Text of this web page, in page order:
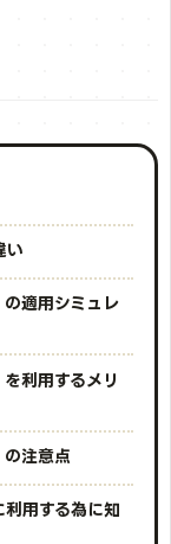
い
の適用シミュレ
利用するメリ
の注意点
利用する為に知